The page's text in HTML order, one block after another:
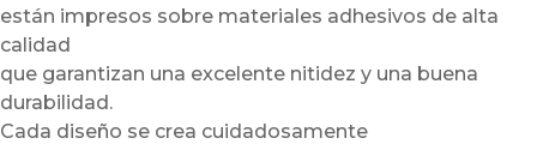
están impresos sobre materiales adhesivos de alta
calidad
que garantizan una excelente nitidez y una buena
durabilidad.
Cada diseño se crea cuidadosamente